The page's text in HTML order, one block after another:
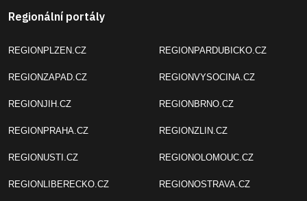
Regionální portály
REGIONPLZEN.CZ
REGIONZAPAD.CZ
REGIONJIH.CZ
REGIONPRAHA.CZ
REGIONUSTI.CZ
REGIONLIBERECKO.CZ
REGIONPARDUBICKO.CZ
REGIONVYSOCINA.CZ
REGIONBRNO.CZ
REGIONZLIN.CZ
REGIONOLOMOUC.CZ
REGIONOSTRAVA.CZ